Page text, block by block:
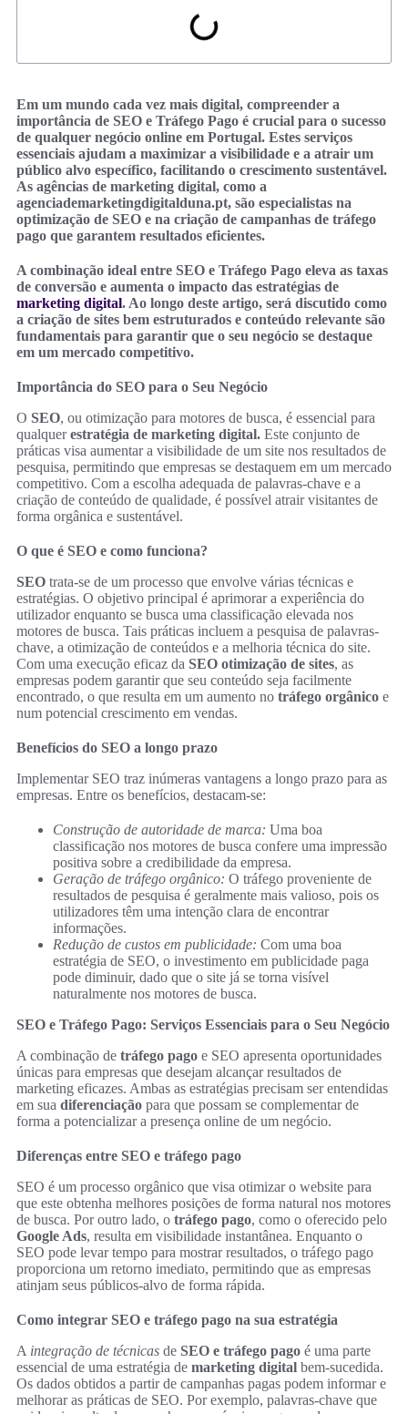
Em um mundo cada vez mais digital, compreender a
importância de SEO e Tráfego Pago é crucial para o sucesso
de qualquer negócio online em Portugal. Estes serviços
essenciais ajudam a maximizar a visibilidade e a atrair um
público alvo específico, facilitando o crescimento sustentável.
As agências de marketing digital, como a
agenciademarketingdigitalduna.pt, são especialistas na
optimização de SEO e na criação de campanhas de tráfego
pago que garantem resultados eficientes.
A combinação ideal entre SEO e Tráfego Pago eleva as taxas
de conversão e aumenta o impacto das estratégias de
marketing digital. Ao longo deste artigo, será discutido como
a criação de sites bem estruturados e conteúdo relevante são
fundamentais para garantir que o seu negócio se destaque
em um mercado competitivo.
Importância do SEO para o Seu Negócio
O SEO, ou otimização para motores de busca, é essencial para
qualquerestratégia de marketing digital. Este conjunto de
práticas visa aumentar a visibilidade de um site nos resultados de
pesquisa, permitindo que empresas se destaquem em um mercado
competitivo. Com a escolha adequada de palavras-chave e a
criação de conteúdo de qualidade, é possível atrair visitantes de
forma orgânica e sustentável.
O que é SEO e como funciona?
SEO trata-se de um processo que envolve várias técnicas e
estratégias. O objetivo principal é aprimorar a experiência do
utilizador enquanto se busca uma classificação elevada nos
motores de busca. Tais práticas incluem a pesquisa de palavras-
chave, a otimização de conteúdos e a melhoria técnica do site.
Com uma execução eficaz da SEO otimização de sites, as
empresas podem garantir que seu conteúdo seja facilmente
encontrado, o que resulta em um aumento no tráfego orgânico e
num potencial crescimento em vendas.
Benefícios do SEO a longo prazo
Implementar SEO traz inúmeras vantagens a longo prazo para as
empresas. Entre os benefícios, destacam-se:
Construção de autoridade de marca: Uma boa
classificação nos motores de busca confere uma impressão
positiva sobre a credibilidade da empresa.
Geração de tráfego orgânico: O tráfego proveniente de
resultados de pesquisa é geralmente mais valioso, pois os
utilizadores têm uma intenção clara de encontrar
informações.
Redução de custos em publicidade: Com uma boa
estratégia de SEO, o investimento em publicidade paga
pode diminuir, dado que o site já se torna visível
naturalmente nos motores de busca.
SEO e Tráfego Pago: Serviços Essenciais para o Seu Negócio
A combinação de tráfego pago e SEO apresenta oportunidades
únicas para empresas que desejam alcançar resultados de
marketing eficazes. Ambas as estratégias precisam ser entendidas
em sua diferenciação para que possam se complementar de
forma a potencializar a presença online de um negócio.
Diferenças entre SEO e tráfego pago
SEO é um processo orgânico que visa otimizar o website para
que este obtenha melhores posições de forma natural nos motores
de busca. Por outro lado, o tráfego pago, como o oferecido pelo
Google Ads, resulta em visibilidade instantânea. Enquanto o
SEO pode levar tempo para mostrar resultados, o tráfego pago
proporciona um retorno imediato, permitindo que as empresas
atinjam seus públicos-alvo de forma rápida.
Como integrar SEO e tráfego pago na sua estratégia
A integração de técnicas de SEO e tráfego pago é uma parte
essencial de uma estratégia de marketing digital bem-sucedida.
Os dados obtidos a partir de campanhas pagas podem informar e
melhorar as práticas de SEO. Por exemplo, palavras-chave que